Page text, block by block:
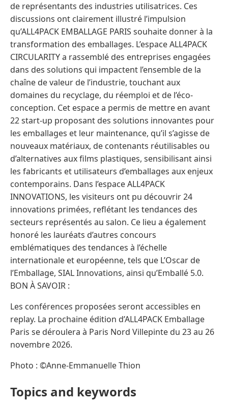
de représentants des industries utilisatrices. Ces
discussions ont clairement illustré l’impulsion
qu’ALL4PACK EMBALLAGE PARIS souhaite donner à la
transformation des emballages. L’espace ALL4PACK
CIRCULARITY a rassemblé des entreprises engagées
dans des solutions qui impactent l’ensemble de la
chaîne de valeur de l’industrie, touchant aux
domaines du recyclage, du réemploi et de l’éco-
conception. Cet espace a permis de mettre en avant
22 start-up proposant des solutions innovantes pour
les emballages et leur maintenance, qu’il s’agisse de
nouveaux matériaux, de contenants réutilisables ou
d’alternatives aux films plastiques, sensibilisant ainsi
les fabricants et utilisateurs d’emballages aux enjeux
contemporains. Dans l’espace ALL4PACK
INNOVATIONS, les visiteurs ont pu découvrir 24
innovations primées, reflétant les tendances des
secteurs représentés au salon. Ce lieu a également
honoré les lauréats d’autres concours
emblématiques des tendances à l’échelle
internationale et européenne, tels que L’Oscar de
l’Emballage, SIAL Innovations, ainsi qu’Emballé 5.0.
BON À SAVOIR :
Les conférences proposées seront accessibles en
replay. La prochaine édition d’ALL4PACK Emballage
Paris se déroulera à Paris Nord Villepinte du 23 au 26
novembre 2026.
Photo : ©Anne-Emmanuelle Thion
Topics and keywords